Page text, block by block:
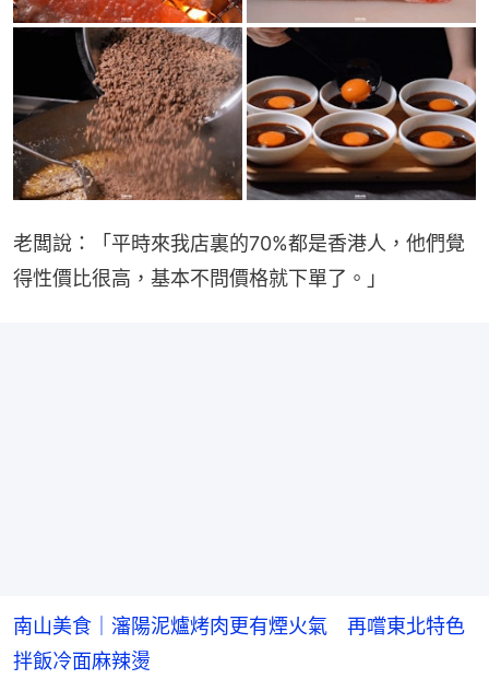
老闆說：「平時來我店裏的70%都是香港人，他們覺
得性價比很高，基本不問價格就下單了。」
南山美食｜瀋陽泥爐烤肉更有煙火氣 再嚐東北特色
拌飯冷面麻辣燙